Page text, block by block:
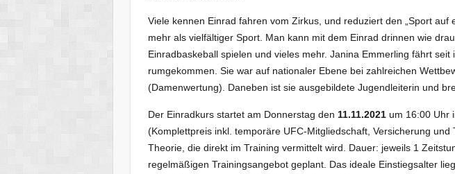
Viele kennen Einrad fahren vom Zirkus, und reduziert den „Sport
mehr als vielfältiger Sport. Man kann mit dem Einrad drinnen wie
Einradbaskeball spielen und vieles mehr. Janina Emmerling fährt
rumgekommen. Sie war auf nationaler Ebene bei zahlreichen
(Damenwertung). Daneben ist sie ausgebildete Jugendleiterin und
Der Einradkurs startet am Donnerstag den 11.11.2021um 16:00 Uhr
(Komplettpreis inkl. temporäre UFC-Mitgliedschaft, Versicherung
Theorie, die direkt im Training vermittelt wird. Dauer: jeweils 1
regelmäßigen Trainingsangebot geplant. Das ideale Einstiegsalter